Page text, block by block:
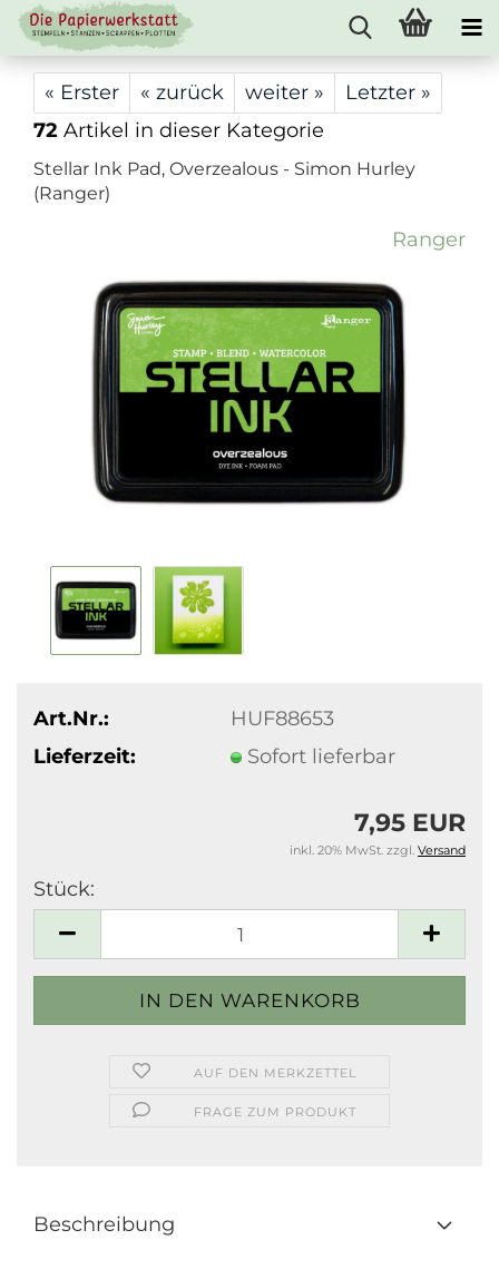
« Erster « zurück weiter »
Letzter »
72 Artikel in dieser Kategorie
Stellar Ink Pad, Overzealous - Simon Hurley
(Ranger)
Ranger
Art.Nr.:
HUF88653
Lieferzeit:
Sofort lieferbar
7,95 EUR
inkl. 20% MwSt. zzgl. Versand
Stück:
AUF DEN MERKZETTEL
FRAGE ZUM PRODUKT
Beschreibung